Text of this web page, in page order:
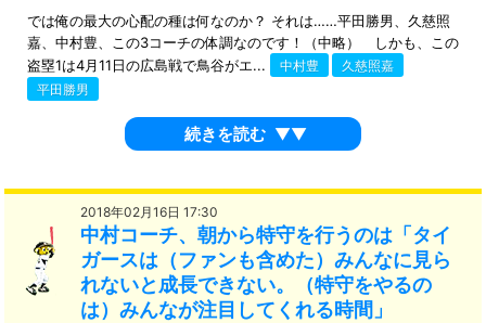
では俺の最大の心配の種は何なのか？ それは……平田勝男、久慈照
嘉、中村豊、この3コーチの体調なのです！（中略） しかも、この
盗塁1は4月11日の広島戦で鳥谷がエ...
中村豊
久慈照嘉
平田勝男
続きを読む ▼▼
2018年02月16日 17:30
中村コーチ、朝から特守を行うのは「タイ
ガースは（ファンも含めた）みんなに見ら
れないと成長できない。（特守をやるの
は）みんなが注目してくれる時間」